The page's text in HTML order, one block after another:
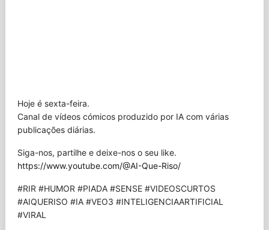
Hoje é sexta-feira.
Canal de vídeos cómicos produzido por IA com várias
publicações diárias.
Siga-nos, partilhe e deixe-nos o seu like.
https://www.youtube.com/@AI-Que-Riso/
#RIR #HUMOR #PIADA #SENSE #VIDEOSCURTOS
#AIQUERISO #IA #VEO3 #INTELIGENCIAARTIFICIAL
#VIRAL